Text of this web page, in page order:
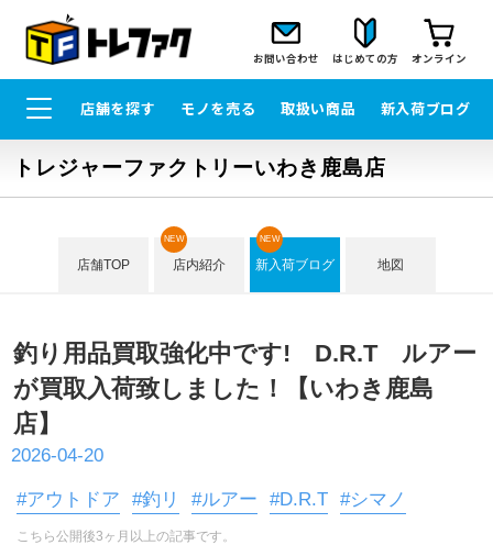
お問い合わせ はじめての方 オンライン
店舗を探す モノを売る 取扱い商品 新入荷ブログ
トレジャーファクトリーいわき鹿島店
店舗TOP 店内紹介
NEW
新入荷ブログ
NEW
地図
釣り用品買取強化中です! D.R.T ルアー
が買取入荷致しました！【いわき鹿島
店】
2026-04-20
#アウトドア #釣リ #ルアー #D.R.T #シマノ
こちら公開後3ヶ月以上の記事です。